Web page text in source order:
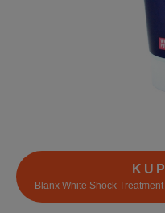
Blanx White Shock